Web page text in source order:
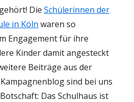
Die Schülerinnen der
in Köln waren so
Engagement für ihre
Kinder damit angesteckt
Beiträge aus der
sind bei uns
Das Schulhaus ist